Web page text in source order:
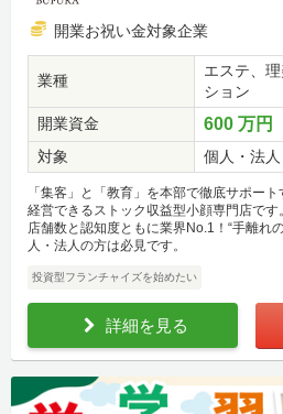
開業お祝い金対象企業
業種
エステ、
ション
開業資金
600 万円
対象 個人・法人
「集客」と「教育」を本部で徹底サポー
経営できるストック収益型小顔専門店です
店舗数と認知度ともに業界No.1！“手離れ
人・法人の方は必見です。
投資型フランチャイズを始めたい
詳細を見る